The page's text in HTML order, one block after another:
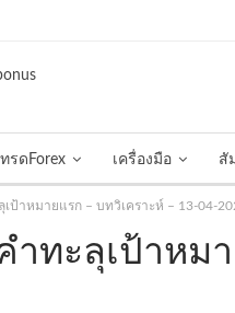
รดForex เครื่องมือ สั
ป้าหมายแรก – บทวิเคราะห์ – 13-04-
ทะลุเป้าหม